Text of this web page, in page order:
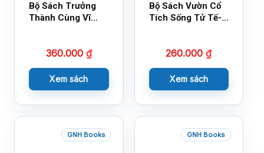
Bộ Sách Trưởng
Thành Cùng Vĩ
360.000 ₫
Xem sách
Bộ Sách Vườn Cổ
Tích Sống Tử Tế-
260.000₫
Xem sách
GNH Books GNH Books